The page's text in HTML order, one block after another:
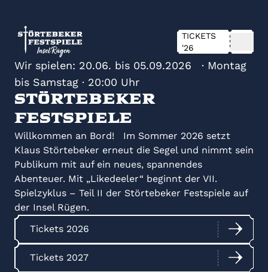
TICKETS
'26
Wir spielen: 20.06. bis 05.09.2026 · Montag
bis Samstag · 20:00 Uhr
Störtebeker
Festspiele
Willkommen an Bord! Im Sommer 2026 setzt
Klaus Störtebeker erneut die Segel und nimmt sein
Publikum mit auf ein neues, spannendes
Abenteuer. Mit „Likedeeler“ beginnt der VII.
Spielzyklus – Teil II der Störtebeker Festspiele auf
der Insel Rügen.
Tickets 2026
Tickets 2027